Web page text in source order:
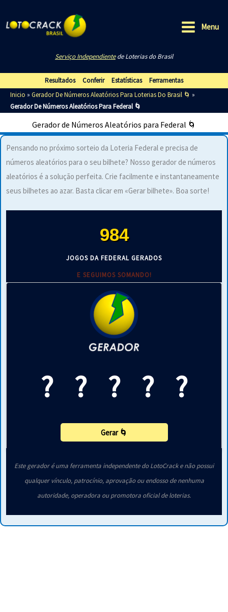
para
Main
Menu
Serviço Independientede Loterias do Brasil
Resultados Conferir Estatísticas
Ferramentas
Inicio » Gerador De Números Aleatórios Para Loterias Do Brasil 🌀 »
Gerador De Números Aleatórios Para Federal 🌀
Gerador de Números Aleatórios para Federal 🌀
Pensando no próximo sorteio da Loteria Federal e precisa de
números aleatórios para o seu bilhete? Nosso gerador de números
aleatórios é a solução perfeita. Crie facilmente e instantaneamente
seus bilhetes ao azar. Basta clicar em «Gerar bilhete». Boa sorte!
984
JOGOS DA FEDERAL GERADOS
E SEGUIMOS SOMANDO!
? ? ? ? ?
Gerar 🌀
Este gerador é uma ferramenta independente do LotoCrack e não possui
qualquer vínculo, patrocínio, aprovação ou endosso de nenhuma
autoridade, operadora ou promotora oficial de loterias.